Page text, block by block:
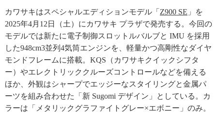
カワサキはスペシャルエディションモデル「 Z900 SE 」を
2025年4月12日（土）にカワサキ プラザで発売する。今回の
モデルでは新たに電子制御スロットルバルブと IMU を採用
した948cm3並列4気筒エンジンを、軽量かつ高剛性なダイヤ
モンドフレームに搭載。KQS（カワサキクイックシフタ
ー）やエレクトリッククルーズコントロールなどを備える
ほか、外観はシャープでエッジーなスタイリングと金属パ
ーツを組み合わせた「新 Sugomi デザイン」としている。カ
ラーは「メタリックグラファイトグレー×エボニー」のみ。